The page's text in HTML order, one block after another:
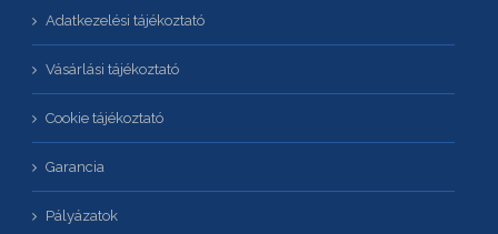
Adatkezelési tájékoztató
Vásárlási tájékoztató
Cookie tájékoztató
Garancia
Pályázatok